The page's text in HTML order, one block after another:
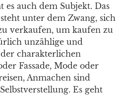
es auch dem Subjekt. Das
unter dem Zwang, sich
verkaufen, um kaufen zu
unzählige und
charakterlichen
Fassade, Mode oder
Anmachen sind
Es geht